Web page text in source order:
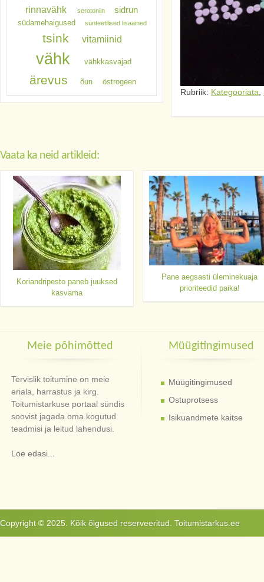
Rubriik: Kategooriata
rinnavähk serotoniin sidrun
südamehaigused sünteetilised lisaained
tsink vitamiinid
vähk vähkkasvajad
ärevus õun östrogeen
Vaata ka neid artikleid:
Koriandripesto paneb juuksed
kasvama
Pane aegsasti üleminekuaja
prioriteedid paika!
Meie põhimõtted
Tervislik toitumine on meie
eriala, harrastus ja kirg.
Toitumistarkuse portaal sündis
soovist jagada oma kogutud
teadmisi ja leitud lahendusi.
Loe edasi...
Müügitingimused
Müügitingimused
Ostuprotsess
Isikuandmete kaitse
Copyright © 2025. Kõik õigused reserveeritud. Toitumistarkus.ee